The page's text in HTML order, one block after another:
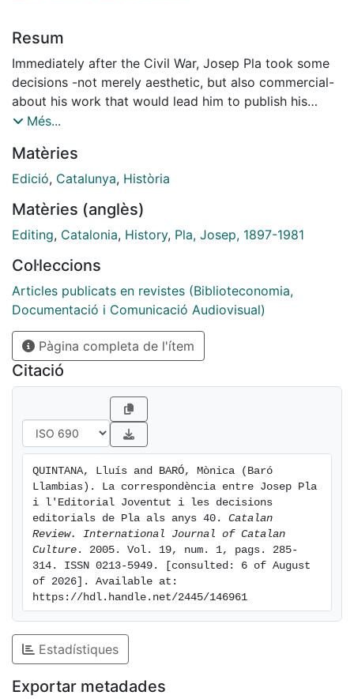
Resum
Immediately after the Civil War, Josep Pla took some
decisions -not merely aesthetic, but also commercial-
about his work that would lead him to publish his
books with five different publishers. This article
supported by unpublished correspondence between
Josep Pla and the Editorial Joventut and the recently-
Més...
Matèries
Edició, Catalunya, Història
Matèries (anglès)
Editing, Catalonia, History, Pla, Josep, 1897-1981
Col·leccions
Articles publicats en revistes (Biblioteconomia,
Documentació i Comunicació Audiovisual)
Pàgina completa de l'ítem
Citació
QUINTANA, Lluís and BARÓ, Mònica (Baró
Llambias). La correspondència entre Josep Pla
i l'Editorial Joventut i les decisions
editorials de Pla als anys 40. Catalan
Review. International Journal of Catalan
Culture . 2005. Vol. 19, num. 1, pags. 285-
314. ISSN 0213-5949. [consulted: 6 of August
of 2026]. Available at:
https://hdl.handle.net/2445/146961
Estadístiques
Exportar metadades